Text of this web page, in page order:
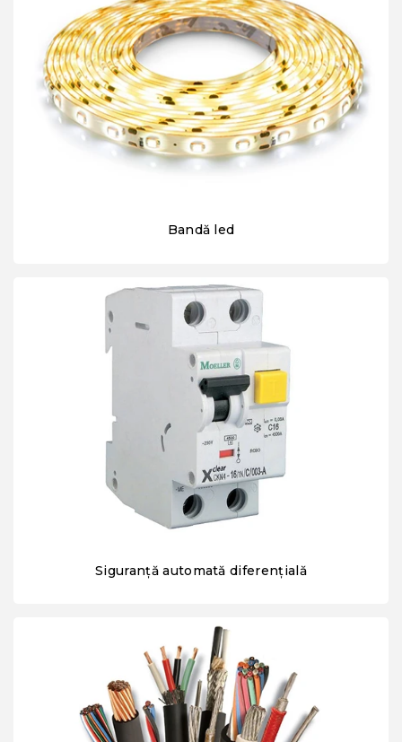
Bandă led
Siguranță automată diferențială